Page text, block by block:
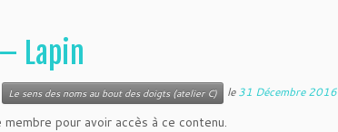
Lapin
Le sens des noms au bout des doigts (atelier C) le31 Décembre 2016
pour avoir accès à ce contenu.